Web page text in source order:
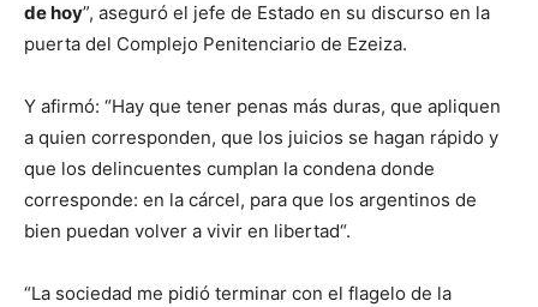
de hoy”, aseguró el jefe de Estado en su discurso en la
puerta del Complejo Penitenciario de Ezeiza.
Y afirmó: “Hay que tener penas más duras, que apliquen
a quien corresponden, que los juicios se hagan rápido y
que los delincuentes cumplan la condena donde
corresponde: en la cárcel, para que los argentinos de
bien puedan volver a vivir en libertad“.
“La sociedad me pidió terminar con el flagelo de la